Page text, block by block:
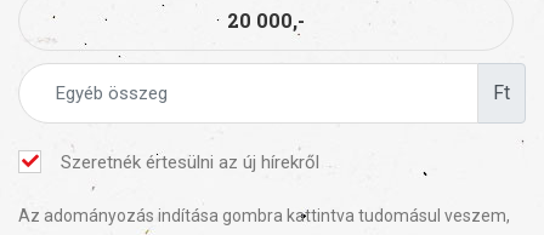
20 000,-
Ft
Szeretnék értesülni az új hírekről
Az adományozás indítása gombra kattintva tudomásul veszem,